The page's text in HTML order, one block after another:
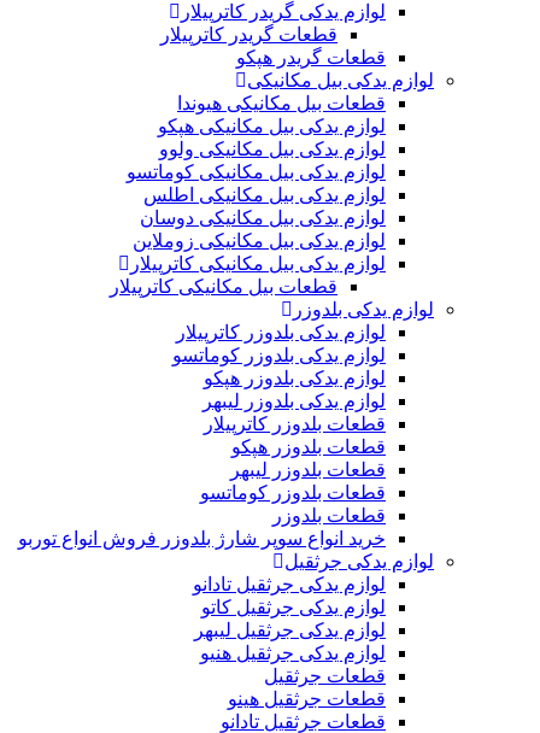
لوازم یدکی گریدر کاترپیلار
قطعات گریدر کاترپیلار
قطعات گریدر هپکو
لوازم یدکی بیل مکانیکی
قطعات بیل مکانیکی هیوندا
لوازم یدکی بیل مکانیکی هپکو
لوازم یدکی بیل مکانیکی ولوو
لوازم یدکی بیل مکانیکی کوماتسو
لوازم یدکی بیل مکانیکی اطلس
لوازم یدکی بیل مکانیکی دوسان
لوازم یدکی بیل مکانیکی زوملاین
لوازم یدکی بیل مکانیکی کاترپیلار
قطعات بیل مکانیکی کاترپیلار
لوازم یدکی بلدوزر
لوازم یدکی بلدوزر کاترپیلار
لوازم یدکی بلدوزر کوماتسو
لوازم یدکی بلدوزر هپکو
لوازم یدکی بلدوزر لیبهر
قطعات بلدوزر کاترپیلار
قطعات بلدوزر هپکو
قطعات بلدوزر لیبهر
قطعات بلدوزر کوماتسو
قطعات بلدوزر
خرید انواع سوپر شارژ بلدوزر فروش انواع توربو
لوازم یدکی جرثقیل
لوازم یدکی جرثقیل تادانو
لوازم یدکی جرثقیل کاتو
لوازم یدکی جرثقیل لیبهر
لوازم یدکی جرثقیل هنیو
قطعات جرثقیل
قطعات جرثقیل هینو
قطعات جرثقیل تادانو